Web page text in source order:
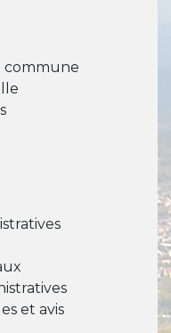
commune
et avis